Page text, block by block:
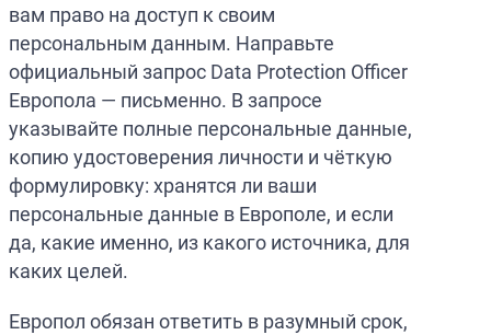
вам право на доступ к своим
персональным данным. Направьте
официальный запрос Data Protection Officer
Европола — письменно. В запросе
указывайте полные персональные данные,
копию удостоверения личности и чёткую
формулировку: хранятся ли ваши
персональные данные в Европоле, и если
да, какие именно, из какого источника, для
каких целей.
Европол обязан ответить в разумный срок,